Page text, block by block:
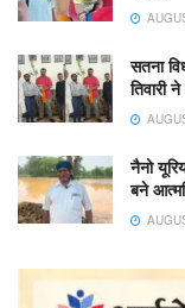
सतना
तिवारी
नैनो
बने